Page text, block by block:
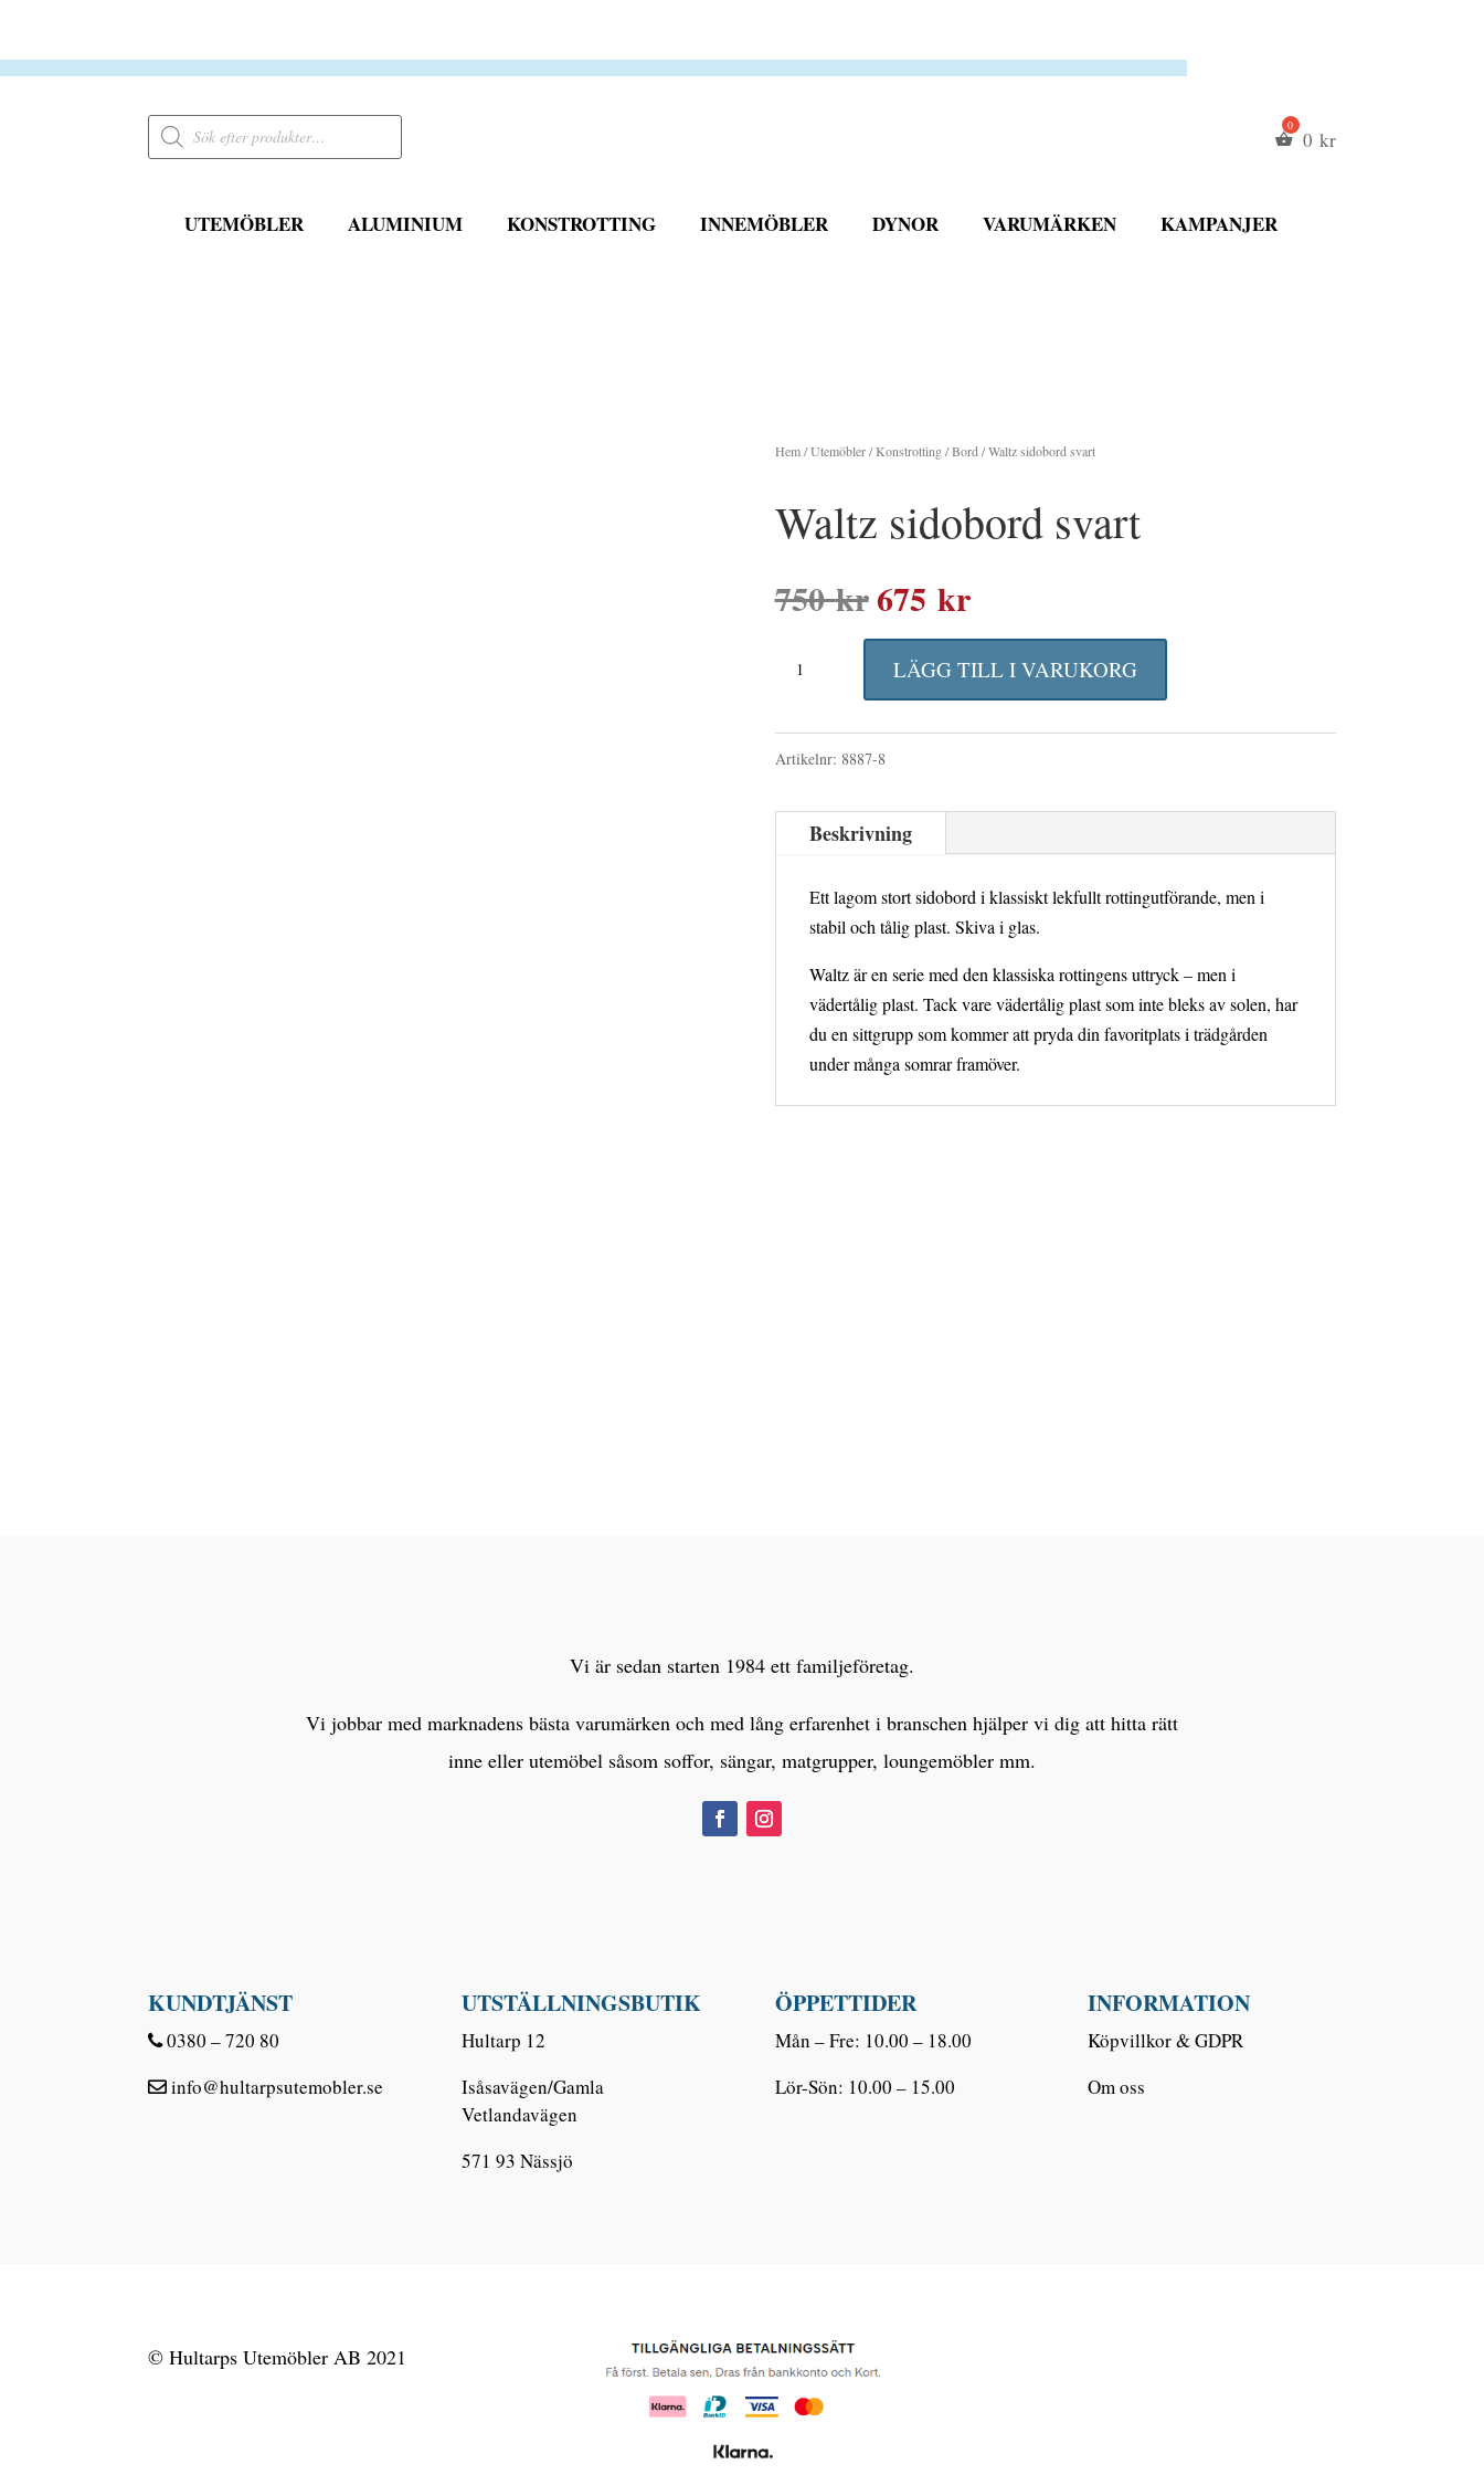
Products
search 0 kr
UTEMÖBLER ALUMINIUM KONSTROTTING INNEMÖBLER DYNOR VARUMÄRKEN KAMPANJER
Hem/Utemöbler/Konstrotting/Bord / Waltz sidobord svart
Waltz sidobord svart
750krDet
ursprungliga
priset
var:
750 kr.
675 krDet
nuvarande
priset
är:
675 kr.
svart
mängd
LÄGG TILL I VARUKORG
Artikelnr: 8887-8
Beskrivning
Ett lagom stort sidobord i klassiskt lekfullt rottingutförande, men i
stabil och tålig plast. Skiva i glas.
Waltz är en serie med den klassiska rottingens uttryck – men i
vädertålig plast. Tack vare vädertålig plast som inte bleks av solen, har
du en sittgrupp som kommer att pryda din favoritplats i trädgården
under många somrar framöver.
Vi är sedan starten 1984 ett familjeföretag.
Vi jobbar med marknadens bästa varumärken och med lång erfarenhet i branschen hjälper vi dig att hitta rätt
inne eller utemöbel såsom soffor, sängar, matgrupper, loungemöbler mm.
KUNDTJÄNST
0380 – 720 80
info@hultarpsutemobler.se
UTSTÄLLNINGSBUTIK
Hultarp 12
Isåsavägen/Gamla
Vetlandavägen
571 93 Nässjö
ÖPPETTIDER
Mån – Fre: 10.00 – 18.00
Lör-Sön: 10.00 – 15.00
INFORMATION
Köpvillkor & GDPR
Om oss
© Hultarps Utemöbler AB 2021